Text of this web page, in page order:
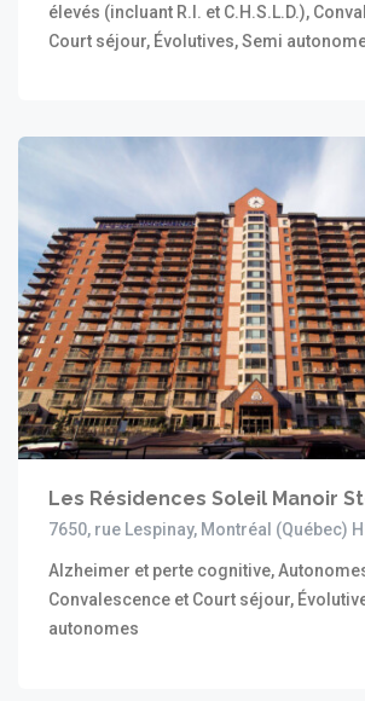
élevés (incluant R.I. et C.H.S.L.D.),
Court séjour, Évolutives, Semi
Les Résidences Soleil Manoir
7650, rue Lespinay, Montréal (Québec)
Alzheimer et perte cognitive,
Convalescence et Court séjour,
autonomes